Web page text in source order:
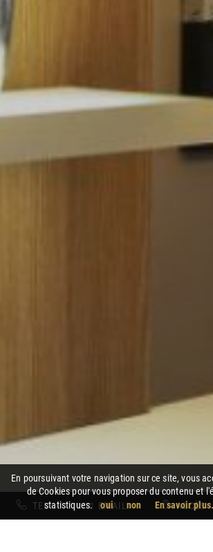
En poursuivant votre navigation sur ce site, vous
de Cookies pour vous proposer du contenu et
statistiques.
oui non En savoir plus.
TEL EMAIL ACCÈS